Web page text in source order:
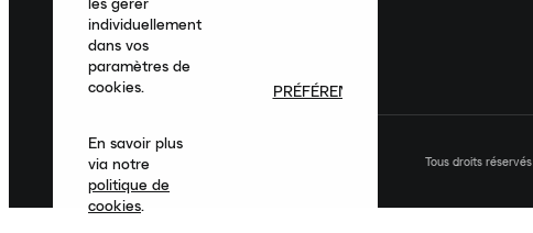
Tous droits
individuellement
dans vos
paramètres de
cookies.
En savoir plus
via notre
politique de
cookies.
PRÉFÉRENCES